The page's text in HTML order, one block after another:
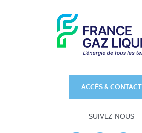
ACCÈS & CONTACT
SUIVEZ-NOUS